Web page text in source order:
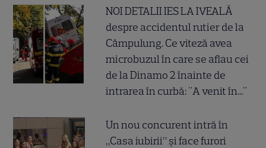
NOI DETALII IES LA IVEALĂ
despre accidentul rutier de la
Câmpulung. Ce viteză avea
microbuzul în care se aflau cei
de la Dinamo 2 înainte de
intrarea în curbă: "A venit în..."
Un nou concurent intră în
„Casa iubirii” și face furori